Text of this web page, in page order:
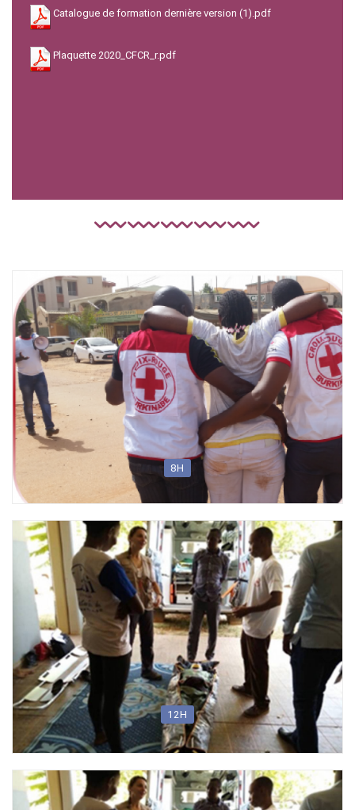
Catalogue de formation dernière version (1).pdf
Plaquette 2020_CFCR_r.pdf
8H
Recyclage annuel
12H
Formation en Gestion des dépouilles mortelles (Nouveau
module !!!)